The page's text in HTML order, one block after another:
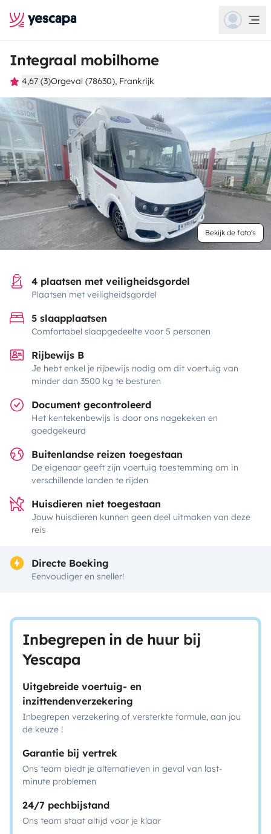
Integraal mobilhome
4,67 (3)Orgeval (78630), Frankrijk
Bekijk de foto's
4 plaatsen met veiligheidsgordel
Plaatsen met veiligheidsgordel
5 slaapplaatsen
Comfortabel slaapgedeelte voor 5 personen
Rijbewijs B
Je hebt enkel je rijbewijs nodig om dit voertuig van
minder dan 3500 kg te besturen
Document gecontroleerd
Het kentekenbewijs is door ons nagekeken en
goedgekeurd
Buitenlandse reizen toegestaan
De eigenaar geeft zijn voertuig toestemming om in
verschillende landen te rijden
Huisdieren niet toegestaan
Jouw huisdieren kunnen geen deel uitmaken van deze
reis
Directe Boeking
Eenvoudiger en sneller!
Inbegrepen in de huur bij
Yescapa
Uitgebreide voertuig- en
inzittendenverzekering
Inbegrepen verzekering of versterkte formule, aan jou
de keuze !
Garantie bij vertrek
Ons team biedt je alternatieven in geval van last-
minute problemen
24/7 pechbijstand
Ons team staat altijd voor je klaar